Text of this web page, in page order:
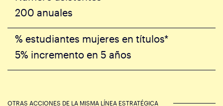
200 anuales
% estudiantes mujeres en títulos*
5% incremento en 5 años
OTRAS ACCIONES DE LA MISMA LÍNEA ESTRATÉGICA